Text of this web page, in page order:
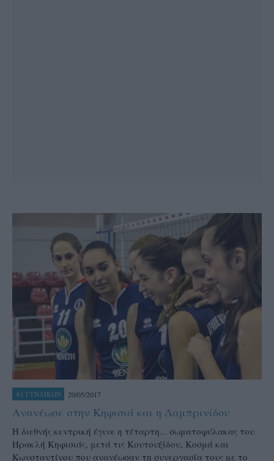
Α1 ΓΥΝΑΙΚΩΝ 20/05/2017
Ανανέωσε στην Κηφισιά και η Λαμπρινίδου
Η διεθνής κεντρική έγινε η τέταρτη... σωματοφύλακας του
Ηρακλή Κηφισιάς, μετά τις Κουτουξίδου, Κοσμά και
Κωνσταντίνου που ανανέωσαν τη συνεργασία τους με το